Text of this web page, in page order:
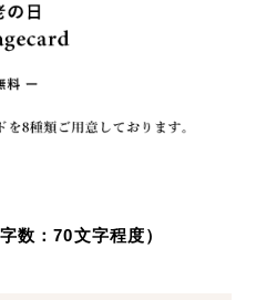
数：70文字程度）